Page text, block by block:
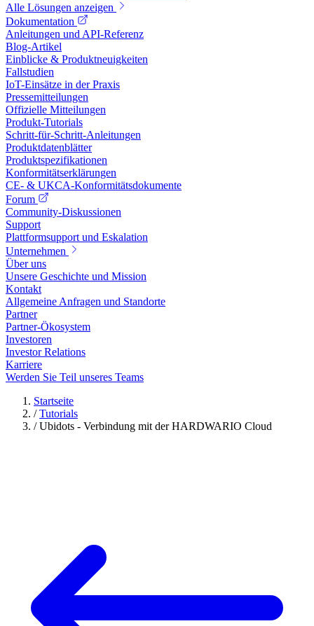
Alle Lösungen anzeigen
Dokumentation
Anleitungen und API-Referenz
Blog-Artikel
Einblicke & Produktneuigkeiten
Fallstudien
IoT-Einsätze in der Praxis
Pressemitteilungen
Offizielle Mitteilungen
Produkt-Tutorials
Schritt-für-Schritt-Anleitungen
Produktdatenblätter
Produktspezifikationen
Konformitätserklärungen
CE- & UKCA-Konformitätsdokumente
Forum
Community-Diskussionen
Support
Plattformsupport und Eskalation
Unternehmen
Über uns
Unsere Geschichte und Mission
Kontakt
Allgemeine Anfragen und Standorte
Partner
Partner-Ökosystem
Investoren
Investor Relations
Karriere
Werden Sie Teil unseres Teams
Startseite
/ Tutorials
/ Ubidots - Verbindung mit der HARDWARIO Cloud